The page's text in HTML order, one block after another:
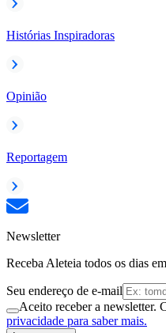
Histórias Inspiradoras
Opinião
Reportagem
Newsletter
Receba Aleteia todos os dias
Seu endereço de e-mail
Aceito receber a newsletter.
privacidade para saber mais.